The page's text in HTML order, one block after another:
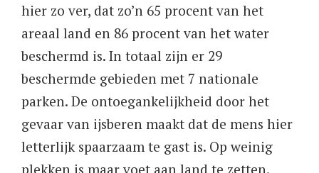
hier zo ver, dat zo’n 65 procent van het
areaal land en 86 procent van het water
beschermd is. In totaal zijn er 29
beschermde gebieden met 7 nationale
parken. De ontoegankelijkheid door het
gevaar van ijsberen maakt dat de mens hier
letterlijk spaarzaam te gast is. Op weinig
plekken is maar voet aan land te zetten.